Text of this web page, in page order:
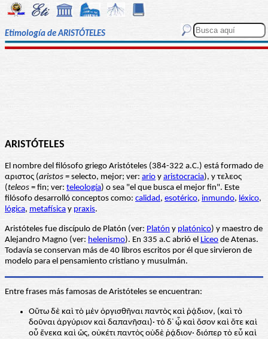
Etimología de ARISTÓTELES
ARISTÓTELES
El nombre del filósofo griego Aristóteles (384-322 a.C.) está formado de
αριστος (aristos = selecto, mejor; ver: ario y aristocracia), y τελεος
(teleos = fin; ver: teleología) o sea "el que busca el mejor fin". Este
filósofo desarrolló conceptos como: calidad, esotérico, inmundo, léxico,
lógica, metafísica y praxis.
Aristóteles fue discípulo de Platón (ver: Platón y platónico) y maestro de
Alejandro Magno (ver: helenismo). En 335 a.C abrió el Liceo de Atenas.
Todavía se conservan más de 40 libros escritos por él que sirvieron de
modelo para el pensamiento cristiano y musulmán.
Entre frases más famosas de Aristóteles se encuentran:
Οὕτω δὲ καὶ τὸ μὲν ὀργισθῆναι παντὸς καὶ ῥᾴδιον, (καὶ τὸ
δοῦναι ἀργύριον καὶ δαπανῆσαι)· τὸ δ᾽ ᾧ καὶ ὅσον καὶ ὅτε καὶ
οὗ ἕνεκα καὶ ὥς, οὐκέτι παντὸς οὐδὲ ῥᾴδιον· διόπερ τὸ εὖ καὶ